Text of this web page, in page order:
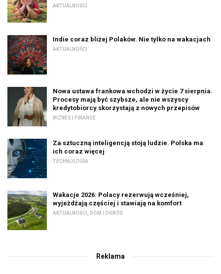
AKTUALNOŚCI
Indie coraz bliżej Polaków. Nie tylko na wakacjach
AKTUALNOŚCI
Nowa ustawa frankowa wchodzi w życie 7 sierpnia.
Procesy mają być szybsze, ale nie wszyscy
kredytobiorcy skorzystają z nowych przepisów
BIZNES I FINANSE
Za sztuczną inteligencją stoją ludzie. Polska ma
ich coraz więcej
TECHNOLOGIA
Wakacje 2026: Polacy rezerwują wcześniej,
wyjeżdżają częściej i stawiają na komfort
AKTUALNOŚCI DOM I OGRÓD
Reklama